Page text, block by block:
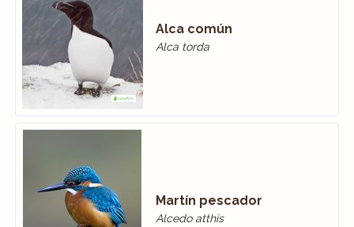
Alca común
Alca torda
Martín pescador
Alcedo atthis